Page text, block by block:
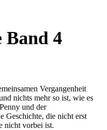
Band 4
Vergangenheit
nichts mehr so ist, wie es
und der
Geschichte, die nicht erst
nicht vorbei ist.